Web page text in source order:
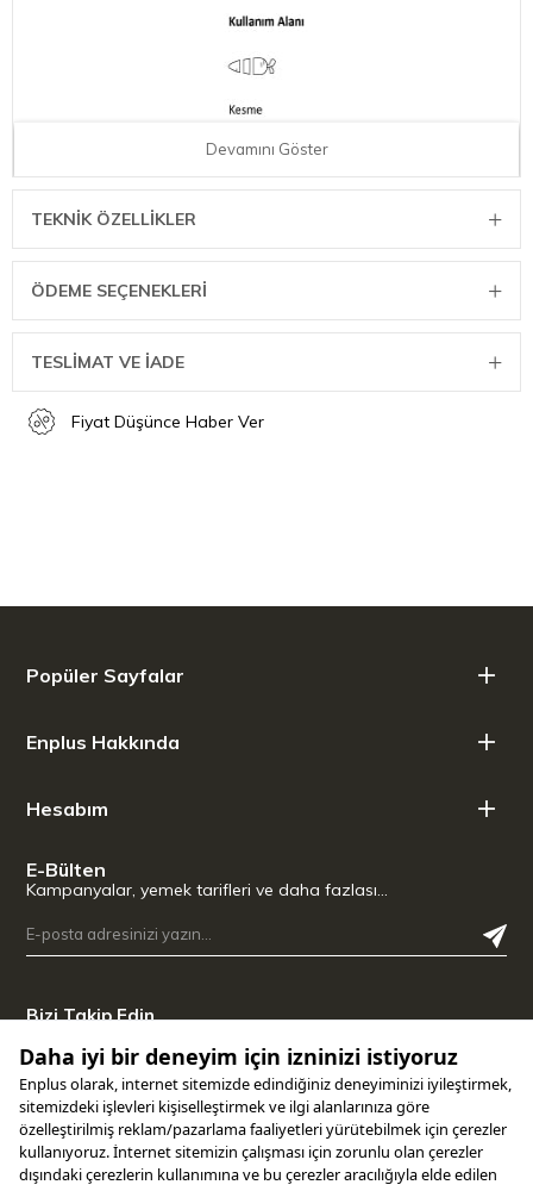
Malzeme: Paslanmaz Çelik
Bıçak Uzunluğu: 6 cm
Marka: Wüsthof
Devamını Göster
TEKNIK ÖZELLIKLER
ÖDEME SEÇENEKLERI
TESLİMAT VE İADE
Fiyat Düşünce Haber Ver
Popüler Sayfalar
Enplus Hakkında
Hesabım
E-Bülten
Kampanyalar, yemek tarifleri ve daha fazlası…
Bizi Takip Edin
Uygulamamızı İndirin